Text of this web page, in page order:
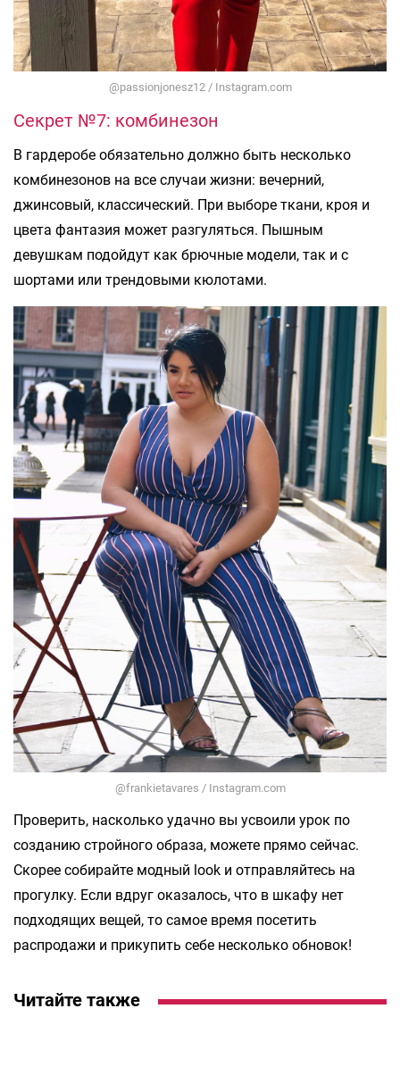
@passionjonesz12 / Instagram.com
Секрет №7: комбинезон
В гардеробе обязательно должно быть несколько
комбинезонов на все случаи жизни: вечерний,
джинсовый, классический. При выборе ткани, кроя и
цвета фантазия может разгуляться. Пышным
девушкам подойдут как брючные модели, так и с
шортами или трендовыми кюлотами.
@frankietavares / Instagram.com
Проверить, насколько удачно вы усвоили урок по
созданию стройного образа, можете прямо сейчас.
Скорее собирайте модный look и отправляйтесь на
прогулку. Если вдруг оказалось, что в шкафу нет
подходящих вещей, то самое время посетить
распродажи и прикупить себе несколько обновок!
Читайте также